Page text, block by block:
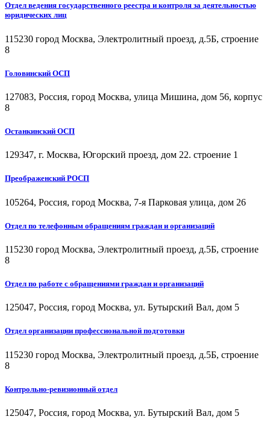
Отдел ведения государственного реестра и контроля за деятельностью
юридических лиц
115230 город Москва, Электролитный проезд, д.5Б, строение
8
Головинский ОСП
127083, Россия, город Москва, улица Мишина, дом 56, корпус
8
Останкинский ОСП
129347, г. Москва, Югорский проезд, дом 22. строение 1
Преображенский РОСП
105264, Россия, город Москва, 7-я Парковая улица, дом 26
Отдел по телефонным обращениям граждан и организаций
115230 город Москва, Электролитный проезд, д.5Б, строение
8
Отдел по работе с обращениями граждан и организаций
125047, Россия, город Москва, ул. Бутырский Вал, дом 5
Отдел организации профессиональной подготовки
115230 город Москва, Электролитный проезд, д.5Б, строение
8
Контрольно-ревизионный отдел
125047, Россия, город Москва, ул. Бутырский Вал, дом 5